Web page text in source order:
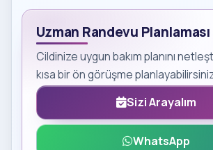
Uzman Randevu Planlaması
Cildinize uygun bakım planını
kısa bir ön görüşme
Sizi Arayalım
WhatsApp